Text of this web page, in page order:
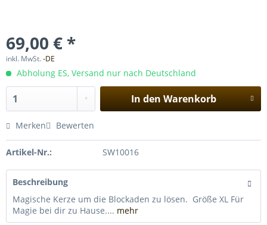
69,00 € *
inkl. MwSt.-DE
Abholung ES, Versand nur nach Deutschland
In den Warenkorb
Merken Bewerten
Artikel-Nr.: SW10016
Beschreibung
Magische Kerze um die Blockaden zu lösen. Größe XL Für
Magie bei dir zu Hause.... mehr